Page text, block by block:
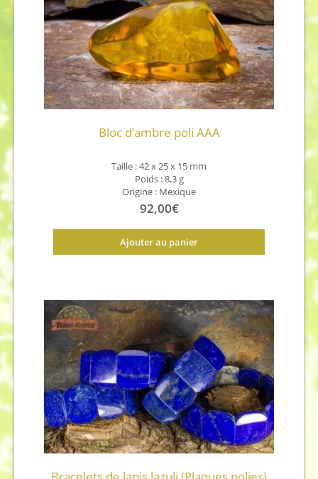
Bloc d’ambre poli AAA
Taille : 42 x 25 x 15 mm
Poids : 8,3 g
Origine : Mexique
92,00€
Ajouter au panier